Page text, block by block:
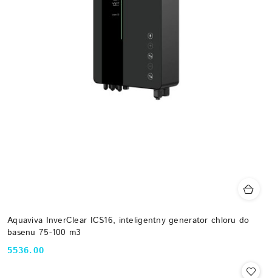
Aquaviva InverClear ICS16, inteligentny generator chloru do
basenu 75-100 m3
Cena:
5536.00